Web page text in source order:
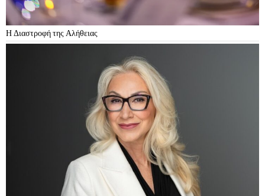
Η Διαστροφή της Αλήθειας